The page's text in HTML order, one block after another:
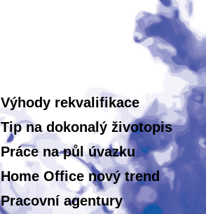
Výhody rekvalifikace
Tip na dokonalý životopis
Práce na půl úvazku
Home Office nový trend
Pracovní agentury